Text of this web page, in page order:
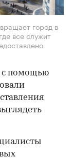
город в
все служит
с помощью